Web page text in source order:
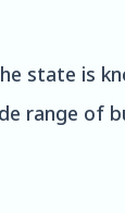
state is
range of